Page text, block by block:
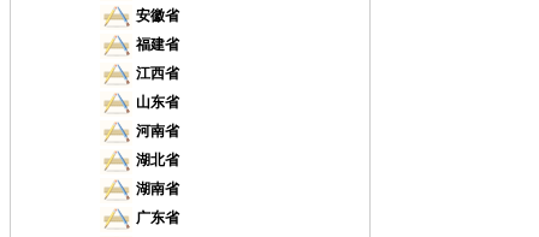
安徽省
福建省
江西省
山东省
河南省
湖北省
湖南省
广东省